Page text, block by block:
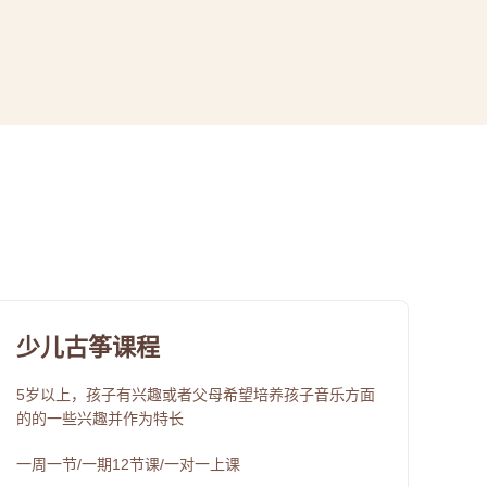
少儿古筝课程
5岁以上，孩子有兴趣或者父母希望培养孩子音乐方面
的的一些兴趣并作为特长
一周一节/一期12节课/一对一上课